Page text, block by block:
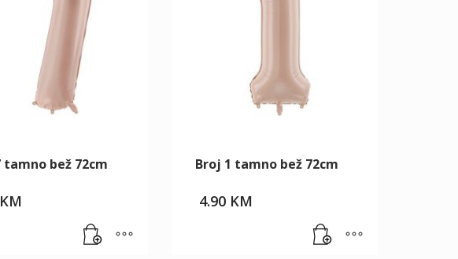
tamno bež 72cm
KM
Broj 1 tamno bež 72cm
4.90 KM